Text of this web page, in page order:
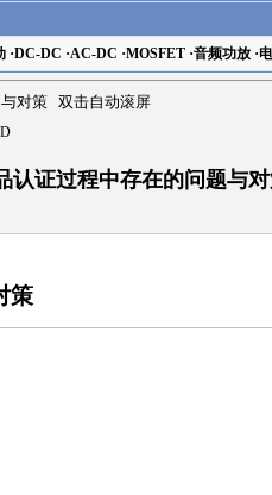
·DC-DC ·AC-DC ·MOSFET·音频功放·
对策 双击自动滚屏
认证过程中存在的问题与
策